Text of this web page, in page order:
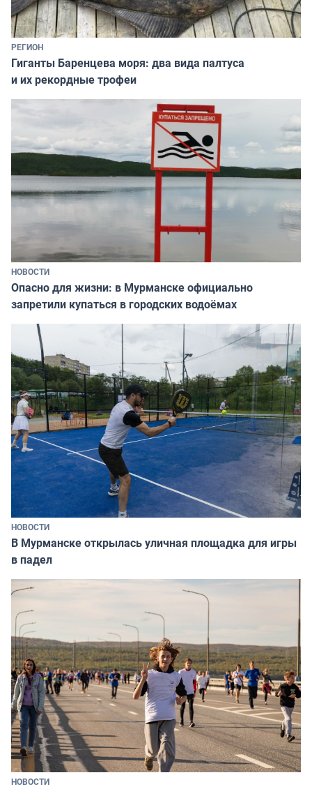
РЕГИОН
Гиганты Баренцева моря: два вида палтуса
и их рекордные трофеи
НОВОСТИ
Опасно для жизни: в Мурманске официально
запретили купаться в городских водоёмах
НОВОСТИ
В Мурманске открылась уличная площадка для игры
в падел
НОВОСТИ